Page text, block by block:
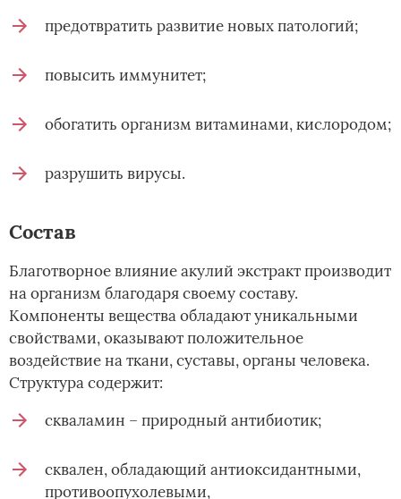
предотвратить развитие новых патологий;
повысить иммунитет;
обогатить организм витаминами, кислородом;
разрушить вирусы.
Состав
Благотворное влияние акулий экстракт производит
на организм благодаря своему составу.
Компоненты вещества обладают уникальными
свойствами, оказывают положительное
воздействие на ткани, суставы, органы человека.
Структура содержит:
скваламин – природный антибиотик;
сквален, обладающий антиоксидантными,
противоопухолевыми,